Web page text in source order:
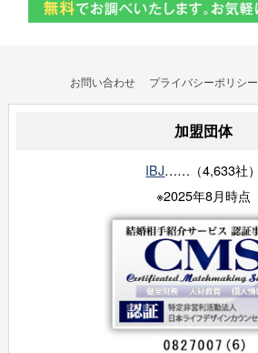
お問い合わせ プライバシーポリシー
加盟団体
IBJ……（4,633社）
※2025年8月時点